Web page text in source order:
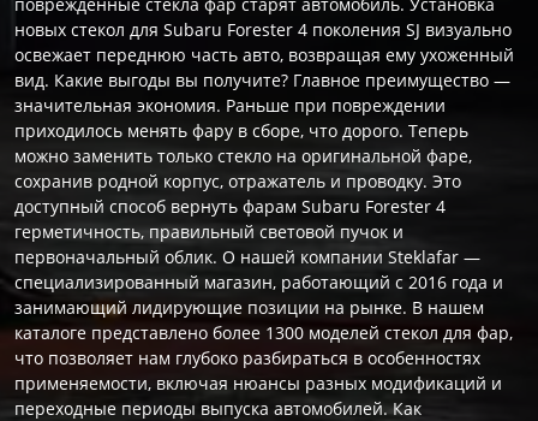
новых стекол для Subaru Forester 4 поколения SJ визуально
освежает переднюю часть авто, возвращая ему ухоженный
вид. Какие выгоды вы получите? Главное преимущество —
значительная экономия. Раньше при повреждении
приходилось менять фару в сборе, что дорого. Теперь
можно заменить только стекло на оригинальной фаре,
сохранив родной корпус, отражатель и проводку. Это
доступный способ вернуть фарам Subaru Forester 4
герметичность, правильный световой пучок и
первоначальный облик. О нашей компании Steklafar —
специализированный магазин, работающий с 2016 года и
занимающий лидирующие позиции на рынке. В нашем
каталоге представлено более 1300 моделей стекол для фар,
что позволяет нам глубоко разбираться в особенностях
применяемости, включая нюансы разных модификаций и
переходные периоды выпуска автомобилей. Как